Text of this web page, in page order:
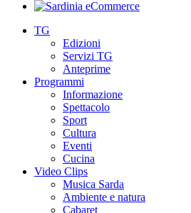
TG
Edizioni
Servizi TG
Anteprime
Programmi
Informazione
Spettacolo
Sport
Cultura
Eventi
Cucina
Video Clips
Musica Sarda
Ambiente e natura
Cabaret